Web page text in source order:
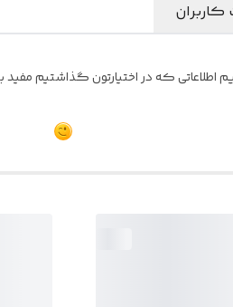
کاربران
اطلاعاتی که در اختیارتون گذاشتیم